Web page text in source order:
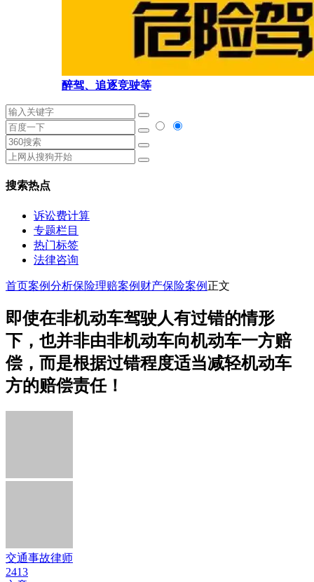
醉驾、追逐竞驶等
搜索热点
诉讼费计算
专题栏目
热门标签
法律咨询
首页案例分析保险理赔案例 财产保险案例 正文
即使在非机动车驾驶人有过错的情形
下，也并非由非机动车向机动车一方赔
偿，而是根据过错程度适当减轻机动车
方的赔偿责任！
交通事故律师
2413